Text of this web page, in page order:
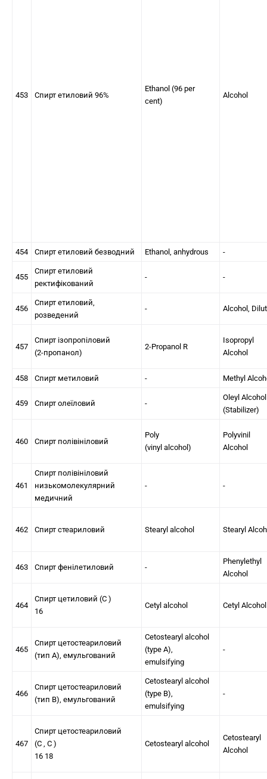
453 Спирт етиловий 96%
Ethanol (96 per
cent)
Alcohol
454 Спирт етиловий безводний Ethanol, anhydrous -
455
Спирт етиловий
ректифікований
- -
456
Спирт етиловий,
розведений
- Alcohol,
457
Спирт ізопропіловий
(2-пропанол)
2-Propanol R
Isopropyl
Alcohol
458 Спирт метиловий - Methyl
459 Спирт олеїловий -
Oleyl Alcohol
(Stabilizer)
460 Спирт полівініловий
Poly
(vinyl alcohol)
Polyvinil
Alcohol
461
Спирт полівініловий
низькомолекулярний
медичний
- -
462 Спирт стеариловий Stearyl alcohol Stearyl
463 Спирт фенілетиловий -
Phenylethyl
Alcohol
464
Спирт цетиловий (C )
16
Cetyl alcohol Cetyl Alcohol
465
Спирт цетостеариловий
(тип А), емульгований
Cetostearyl alcohol
(type A),
emulsifying
-
466
Спирт цетостеариловий
(тип В), емульгований
Cetostearyl alcohol
(type B),
emulsifying
-
467
Спирт цетостеариловий
(C , C )
16 18
Cetostearyl alcohol
Cetostearyl
Alcohol